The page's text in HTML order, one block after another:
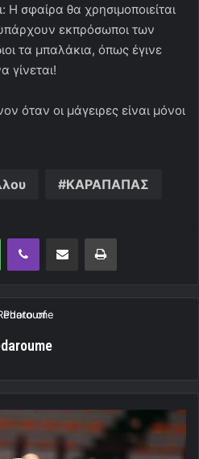
Η σφαίρα θα χρησιμοποιείται
εκπρόσωποι των
τα μπαλάκια, όπως έγινε
γίνεται!
όταν οι μάγειρες είναι μόνοι
ΚΑΡΑΠΑΠΑΣ
WhatsAppViber Κοινοποίηση μέσω ηλεκτρονικού ταχυδρομείουΕκτύπωση